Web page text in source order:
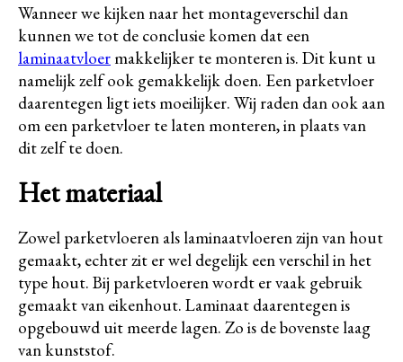
Wanneer we kijken naar het montageverschil dan
kunnen we tot de conclusie komen dat een
laminaatvloer makkelijker te monteren is. Dit kunt u
namelijk zelf ook gemakkelijk doen. Een parketvloer
daarentegen ligt iets moeilijker. Wij raden dan ook aan
om een parketvloer te laten monteren, in plaats van
dit zelf te doen.
Het materiaal
Zowel parketvloeren als laminaatvloeren zijn van hout
gemaakt, echter zit er wel degelijk een verschil in het
type hout. Bij parketvloeren wordt er vaak gebruik
gemaakt van eikenhout. Laminaat daarentegen is
opgebouwd uit meerde lagen. Zo is de bovenste laag
van kunststof.